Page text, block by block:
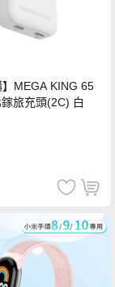
】MEGA KING 65
旅充頭(2C) 白